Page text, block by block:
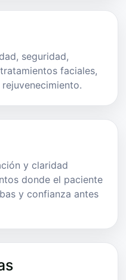
seguridad,
faciales,
y claridad
donde el paciente
y confianza antes